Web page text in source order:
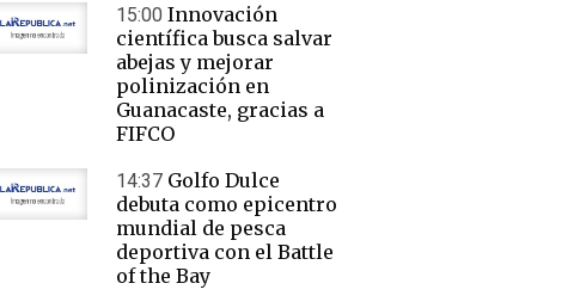
15:00 Innovación
científica busca salvar
abejas y mejorar
polinización en
Guanacaste, gracias a
FIFCO
14:37 Golfo Dulce
debuta como epicentro
mundial de pesca
deportiva con el Battle
of the Bay